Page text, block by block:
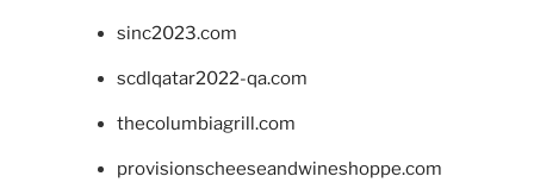
sinc2023.com
scdlqatar2022-qa.com
thecolumbiagrill.com
provisionscheeseandwineshoppe.com